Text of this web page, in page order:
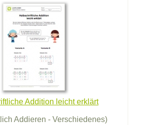
Addition leicht erklärt
Addieren - Verschiedenes)